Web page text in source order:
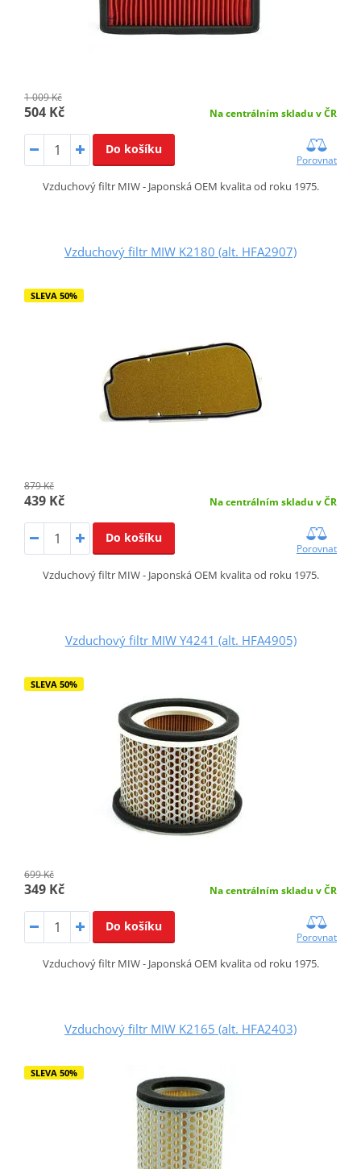
1 009 Kč
504 Kč Na centrálním skladu v ČR
Do košíku
Porovnat
Vzduchový filtr MIW - Japonská OEM kvalita od roku 1975.
Vzduchový filtr MIW K2180 (alt. HFA2907)
SLEVA 50%
879 Kč
439 Kč Na centrálním skladu v ČR
Do košíku
Porovnat
Vzduchový filtr MIW - Japonská OEM kvalita od roku 1975.
Vzduchový filtr MIW Y4241 (alt. HFA4905)
SLEVA 50%
699 Kč
349 Kč Na centrálním skladu v ČR
Do košíku
Porovnat
Vzduchový filtr MIW - Japonská OEM kvalita od roku 1975.
Vzduchový filtr MIW K2165 (alt. HFA2403)
SLEVA 50%